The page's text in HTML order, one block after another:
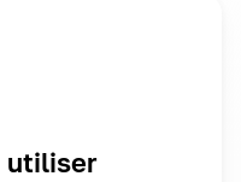
utiliser